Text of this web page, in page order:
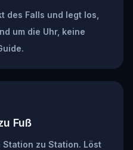
des Falls und legt los,
um die Uhr, keine
Fuß
zu Station. Löst